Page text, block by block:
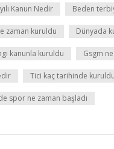
Kanun Nedir Beden
zaman kuruldu Dünyada
kanunla kuruldu Gsgm
Tici kaç tarihinde kuruldu
spor ne zaman başladı